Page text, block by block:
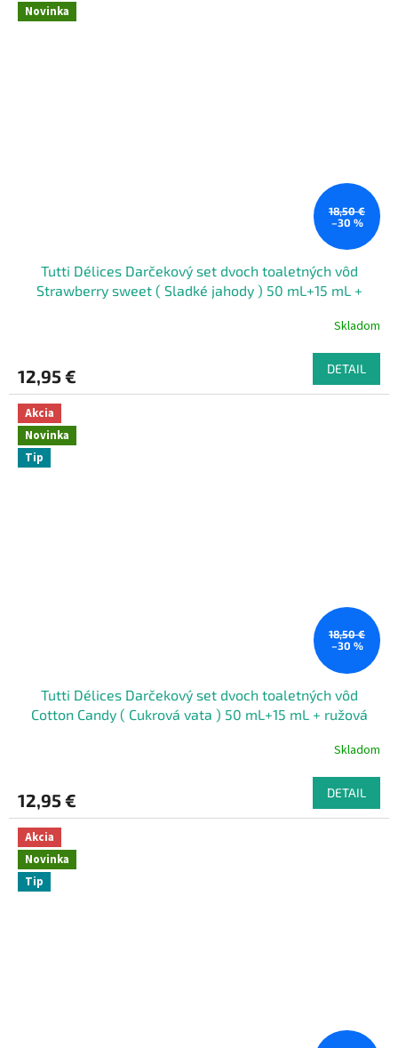
Novinka
18,50 €
–30 %
Tutti Délices Darčekový set dvoch toaletných vôd
Strawberry sweet ( Sladké jahody ) 50 mL+15 mL +
Skladom
12,95 € DETAIL
Akcia
Novinka
Tip
18,50 €
–30 %
Tutti Délices Darčekový set dvoch toaletných vôd
Cotton Candy ( Cukrová vata ) 50 mL+15 mL + ružová
Skladom
12,95 € DETAIL
Akcia
Novinka
Tip